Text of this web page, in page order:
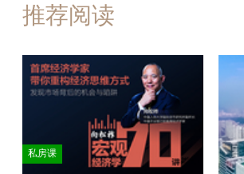
推荐阅读
私房课